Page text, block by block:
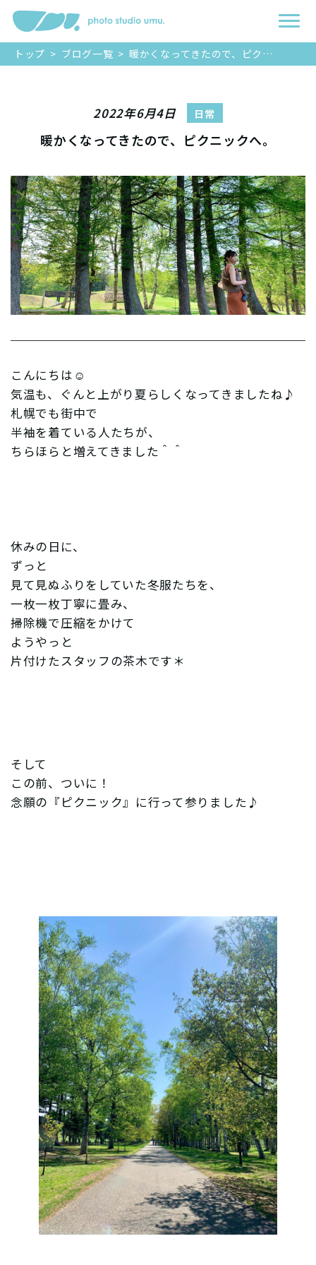
トップ > ブログ一覧 > 暖かくなってきたので、ピクニックへ。
2022年6月4日 日常
暖かくなってきたので、ピクニックへ。
こんにちは☺︎
気温も、ぐんと上がり夏らしくなってきましたね♪
札幌でも街中で
半袖を着ている人たちが、
ちらほらと増えてきました＾＾
休みの日に、
ずっと
見て見ぬふりをしていた冬服たちを、
一枚一枚丁寧に畳み、
掃除機で圧縮をかけて
ようやっと
片付けたスタッフの茶木です＊
そして
この前、ついに！
念願の『ピクニック』に行って参りました♪